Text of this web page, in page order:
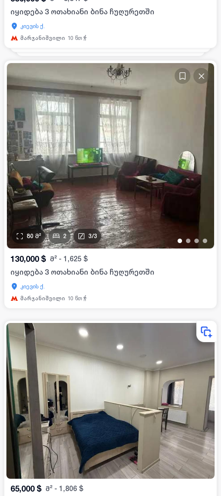
იყიდება 3 ოთახიანი ბინა ჩუღურეთში
კიევის ქ.
მარჯანიშვილი 10 წთ
• • • •
80 მ² 2 3/3
130,000 $ მ² - 1,625 $
იყიდება 3 ოთახიანი ბინა ჩუღურეთში
კიევის ქ.
მარჯანიშვილი 10 წთ
65,000 $ მ² - 1,806 $